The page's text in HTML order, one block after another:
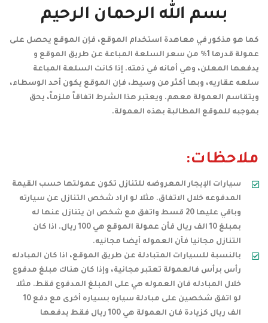
بسم الله الرحمان الرحيم
كما هو مذكور في معاهدة استخدام الموقع، فإن الموقع يحصل على
عمولة قدرها 1% من سعر السلعة المباعة عن طريق الموقع و
يدفعها المعلن، وهي أمانه في ذمته. إذا كانت السلعة المباعة
سلعه عقاريه، وبها أكثر من وسيط، فإن الموقع يكون أحد الوسطاء،
ويتقاسم العمولة معهم. ويعتبر هذا الشرط اتفاقاً ملزماً، يحق
بموجبه للموقع المطالبة بهذه العمولة.
ملاحظات:
سيارات الإيجار المعروضه للتنازل تكون عمولتها حسب القيمة
المدفوعه خلال الاتفاق. مثلا لو اراد شخص التنازل عن سيارته
وباقي عليها 20 قسط واتفق مع شخص ان يتنازل عنها له
بمبلغ 10 الف ريال فأن عمولة الموقع هي 100 ريال. اذا كان
التنازل مجانيا فأن العموله أيضا مجانيه.
بالنسبة للسيارات المتبادلة عن طريق الموقع، اذا كان المبادله
رأس برأس فالعمولة تعتبر مجانية، وإذا كان هناك مبلغ مدفوع
خلال المبادله فان العموله هي على المبلغ المدفوع فقط. مثلا
لو اتفق شخصين على مبادلة سياره بسياره أخرى مع دفع 10
الف ريال كزيادة فان العمولة هي 100 ريال فقط يدفعها